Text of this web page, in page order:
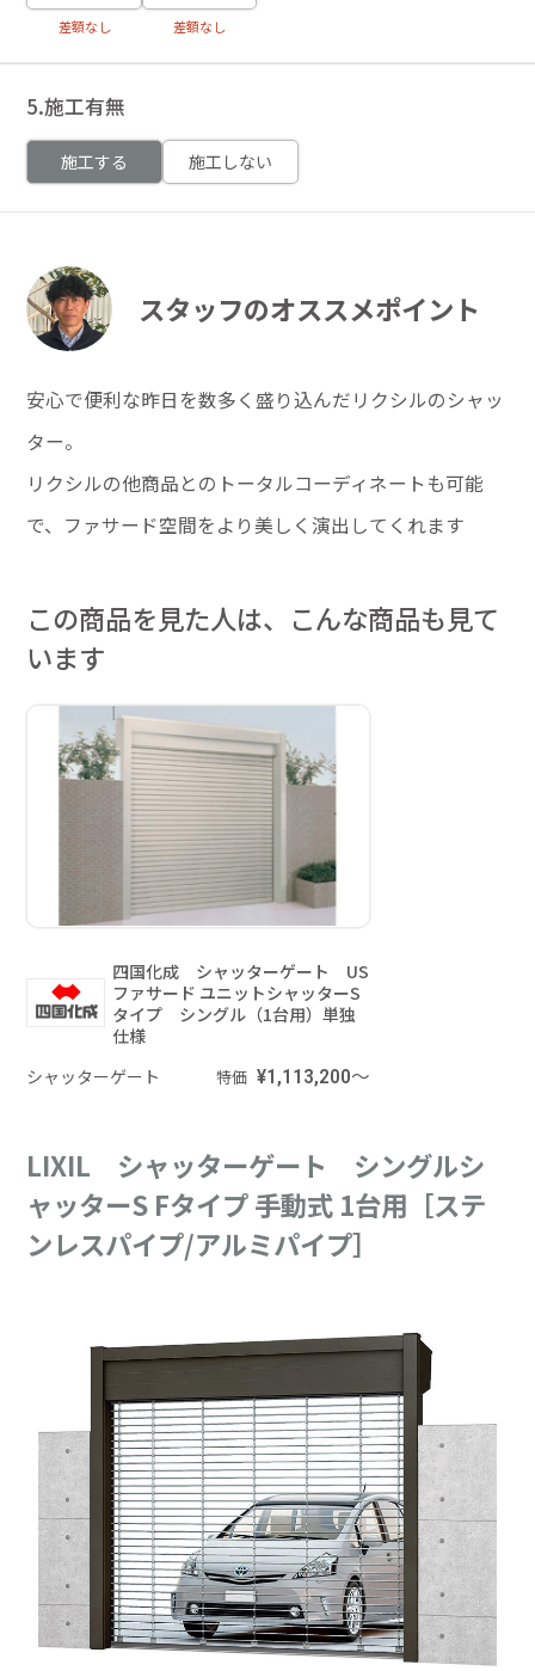
差額なし 差額なし
5.施工有無
施工する 施工しない
スタッフのオススメポイント
安心で便利な昨日を数多く盛り込んだリクシルのシャッ
ター。
リクシルの他商品とのトータルコーディネートも可能
で、ファサード空間をより美しく演出してくれます
この商品を見た人は、こんな商品も見て
います
四国化成 シャッターゲート US
ファサード ユニットシャッターS
タイプ シングル（1台用）単独
仕様
シャッターゲート
特価 ¥1,113,200～
LIXIL シャッターゲート シングルシ
ャッターS Fタイプ 手動式 1台用［ステ
ンレスパイプ/アルミパイプ］